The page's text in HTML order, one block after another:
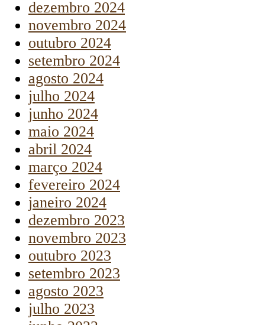
dezembro 2024
novembro 2024
outubro 2024
setembro 2024
agosto 2024
julho 2024
junho 2024
maio 2024
abril 2024
março 2024
fevereiro 2024
janeiro 2024
dezembro 2023
novembro 2023
outubro 2023
setembro 2023
agosto 2023
julho 2023